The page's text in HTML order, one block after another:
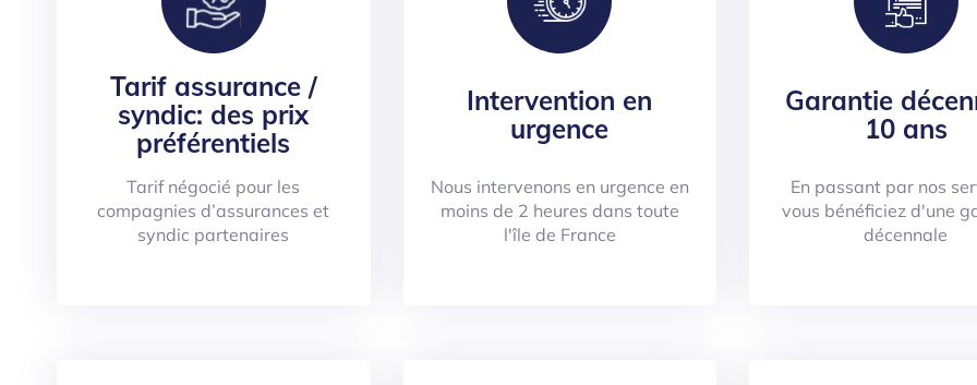
Tarif assurance /
syndic: des prix
préférentiels
Tarif négocié pour les
compagnies d’assurances et
syndic partenaires
Intervention en
urgence
Nous intervenons en urgence en
moins de 2 heures dans toute
l'île de France
Garantie
10 ans
En passant par nos
vous bénéficiez d'une
décennale